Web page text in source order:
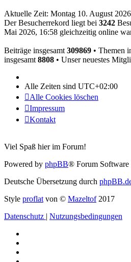
Aktuelle Zeit: Montag 10. August
Der Besucherrekord liegt bei 3242
Mai 2026, 16:58 gleichzeitig online
Beiträge insgesamt 309869 • Themen
insgesamt 8808 • Unser neuestes
Alle Zeiten sind UTC+02:00
Alle Cookies löschen
Impressum
Kontakt
Viel Spaß hier im Forum!
Powered by phpBB® Forum
Deutsche Übersetzung durch
Style proflat von © Mazeltof2017
Datenschutz | Nutzungsbedingungen